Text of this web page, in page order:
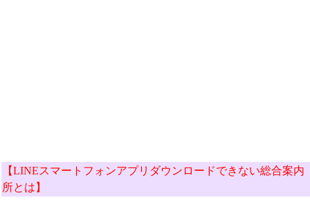
【LINEスマートフォンアプリダウンロードできない総合案内
所とは】